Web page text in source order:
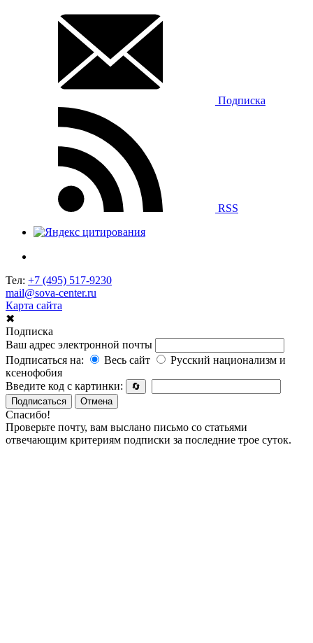
Подписка
RSS
Тел: +7 (495) 517-9230
mail@sova-center.ru
Карта сайта
✖
Подписка
Ваш адрес электронной почты
Подписаться на:
Весь сайт
Русский национализм и
ксенофобия
Введите код с картинки:
🔄
Подписаться
Отмена
Спасибо!
Проверьте почту, вам выслано письмо со статьями
отвечающим критериям подписки за последние трое суток.